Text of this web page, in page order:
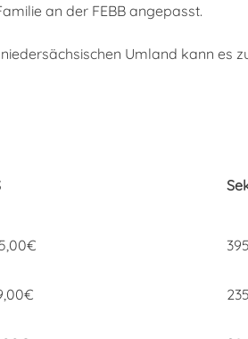
an der FEBB angepasst.
Umland kann